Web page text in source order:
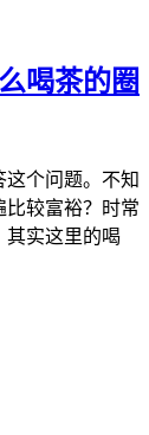
喝茶的圈
个问题。不知
比较富裕？时常
其实这里的喝